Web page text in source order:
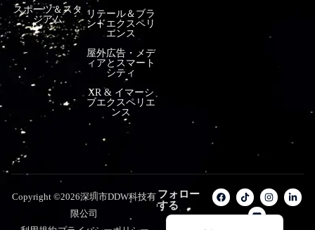
スポーツ＆スタ
ジアム
リテール＆ブラ
ンドエクスペリ
エンス
屋外広告・メデ
ィアとスマート
シティ
XR & イマーシ
ブエクスペリエ
ンス
Copyright ©2026深圳市DDW科技有
限公司
フォロー
する
English
Español
العربية